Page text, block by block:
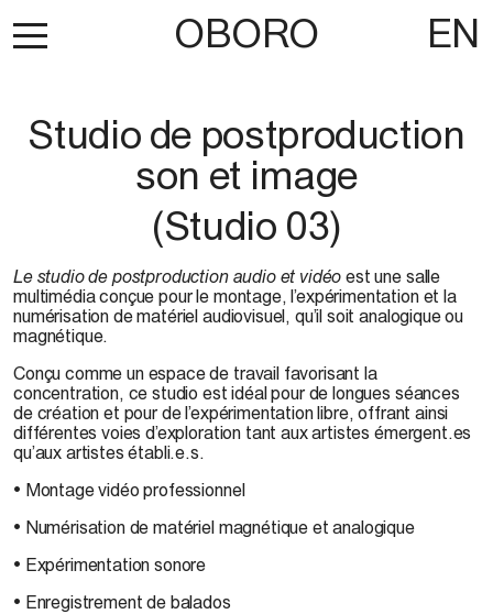
OBORO EN
Studio de postproduction
son et image
(Studio 03)
Le studio de postproduction audio et vidéo est une salle
multimédia conçue pour le montage, l’expérimentation et la
numérisation de matériel audiovisuel, qu’il soit analogique ou
magnétique.
Conçu comme un espace de travail favorisant la
concentration, ce studio est idéal pour de longues séances
de création et pour de l’expérimentation libre, offrant ainsi
différentes voies d’exploration tant aux artistes émergent.es
qu’aux artistes établi.e.s.
• Montage vidéo professionnel
• Numérisation de matériel magnétique et analogique
• Expérimentation sonore
• Enregistrement de balados